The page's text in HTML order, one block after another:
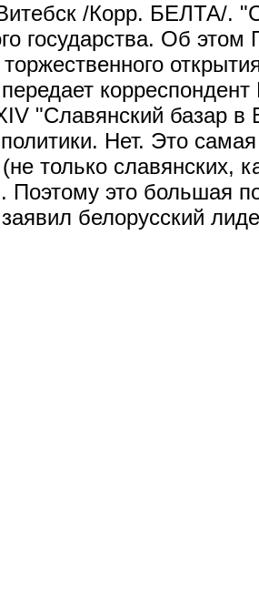
/Корр. БЕЛТА/.
государства. Об
"Славянский базар в
Нет. Это
(не только
Поэтому это большая
белорусский